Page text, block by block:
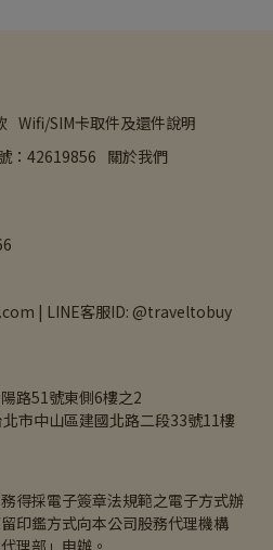
Wifi/SIM卡取件及還件說明
：42619856 關於我們
| LINE客服ID: @traveltobuy
路51號東側6樓之2
北市中山區建國北路二段33號11樓
得採電子簽章法規範之電子方式辦
印鑑方式向本公司股務代理機構
理部」申辦。